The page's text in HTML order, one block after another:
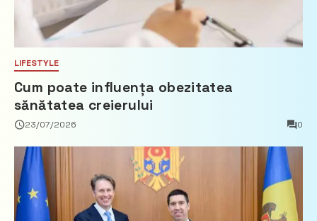
LIFESTYLE
Cum poate influența obezitatea
sănătatea creierului
23/07/2026 0